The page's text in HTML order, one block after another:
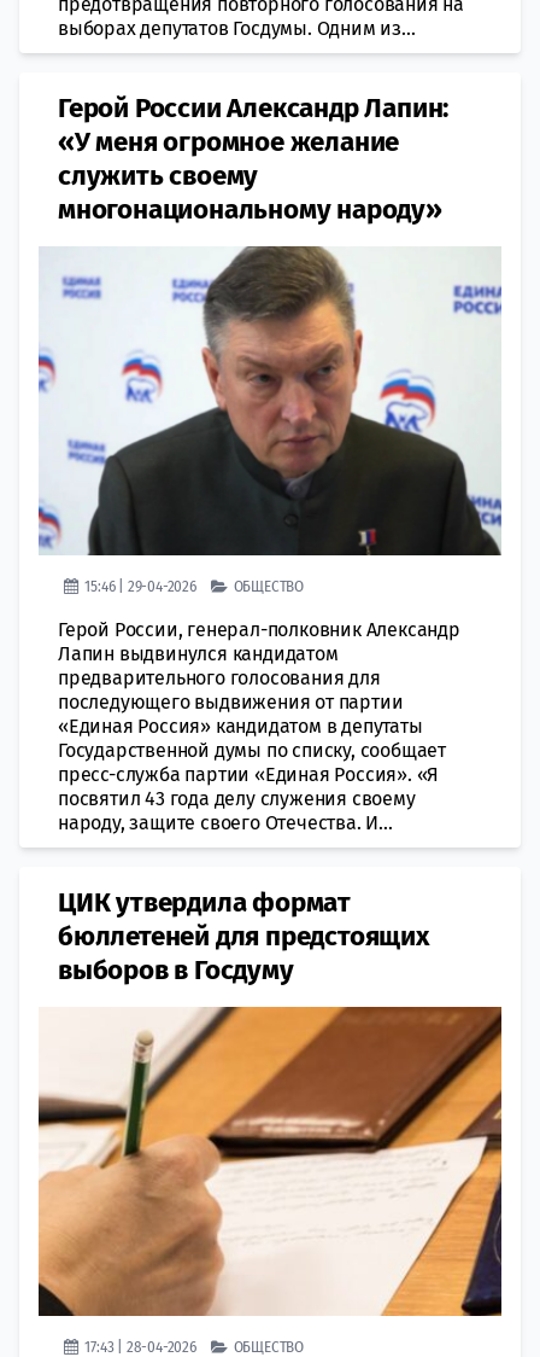
выборах депутатов Госдумы. Одним из...
Герой России Александр Лапин:
«У меня огромное желание
служить своему
многонациональному народу»
15:46 | 29-04-2026 ОБЩЕСТВО
Герой России, генерал-полковник Александр
Лапин выдвинулся кандидатом
предварительного голосования для
последующего выдвижения от партии
«Единая Россия» кандидатом в депутаты
Государственной думы по списку, сообщает
пресс-служба партии «Единая Россия». «Я
посвятил 43 года делу служения своему
народу, защите своего Отечества. И...
ЦИК утвердила формат
бюллетеней для предстоящих
выборов в Госдуму
17:43 | 28-04-2026 ОБЩЕСТВО